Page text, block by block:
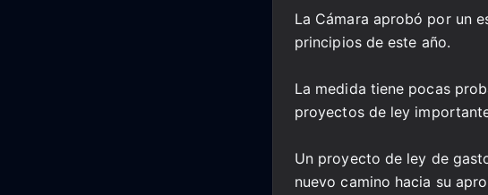
La Cámara aprobó por un
principios de este año.
La medida tiene pocas
proyectos de ley
Un proyecto de ley de
nuevo camino hacia su